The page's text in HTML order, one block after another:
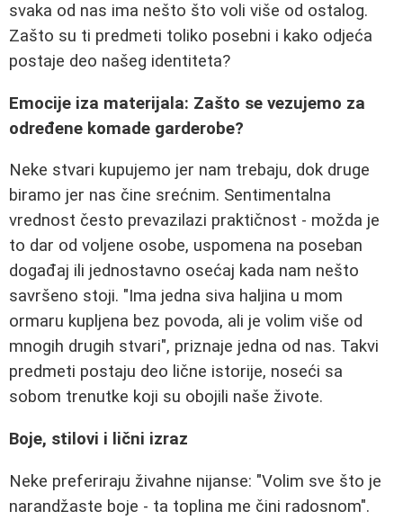
svaka od nas ima nešto što voli više od ostalog.
Zašto su ti predmeti toliko posebni i kako odjeća
postaje deo našeg identiteta?
Emocije iza materijala: Zašto se vezujemo za
određene komade garderobe?
Neke stvari kupujemo jer nam trebaju, dok druge
biramo jer nas čine srećnim. Sentimentalna
vrednost često prevazilazi praktičnost - možda je
to dar od voljene osobe, uspomena na poseban
događaj ili jednostavno osećaj kada nam nešto
savršeno stoji. "Ima jedna siva haljina u mom
ormaru kupljena bez povoda, ali je volim više od
mnogih drugih stvari", priznaje jedna od nas. Takvi
predmeti postaju deo lične istorije, noseći sa
sobom trenutke koji su obojili naše živote.
Boje, stilovi i lični izraz
Neke preferiraju živahne nijanse: "Volim sve što je
narandžaste boje - ta toplina me čini radosnom".